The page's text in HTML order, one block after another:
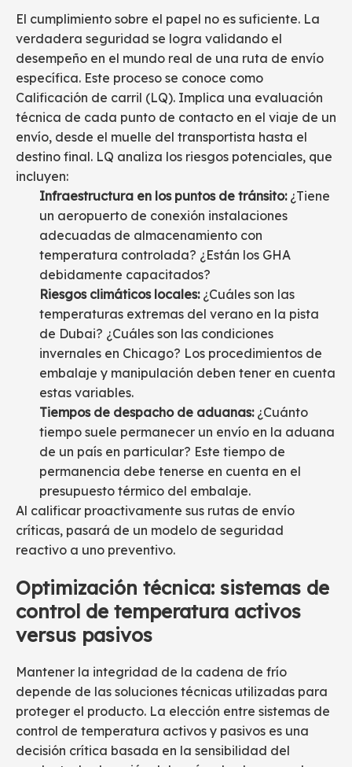
El cumplimiento sobre el papel no es suficiente. La
verdadera seguridad se logra validando el
desempeño en el mundo real de una ruta de envío
específica. Este proceso se conoce como
Calificación de carril (LQ). Implica una evaluación
técnica de cada punto de contacto en el viaje de un
envío, desde el muelle del transportista hasta el
destino final. LQ analiza los riesgos potenciales, que
incluyen:
Infraestructura en los puntos de tránsito: ¿Tiene
un aeropuerto de conexión instalaciones
adecuadas de almacenamiento con
temperatura controlada? ¿Están los GHA
debidamente capacitados?
Riesgos climáticos locales: ¿Cuáles son las
temperaturas extremas del verano en la pista
de Dubai? ¿Cuáles son las condiciones
invernales en Chicago? Los procedimientos de
embalaje y manipulación deben tener en cuenta
estas variables.
Tiempos de despacho de aduanas: ¿Cuánto
tiempo suele permanecer un envío en la aduana
de un país en particular? Este tiempo de
permanencia debe tenerse en cuenta en el
presupuesto térmico del embalaje.
Al calificar proactivamente sus rutas de envío
críticas, pasará de un modelo de seguridad
reactivo a uno preventivo.
Optimización técnica: sistemas de
control de temperatura activos
versus pasivos
Mantener la integridad de la cadena de frío
depende de las soluciones técnicas utilizadas para
proteger el producto. La elección entre sistemas de
control de temperatura activos y pasivos es una
decisión crítica basada en la sensibilidad del